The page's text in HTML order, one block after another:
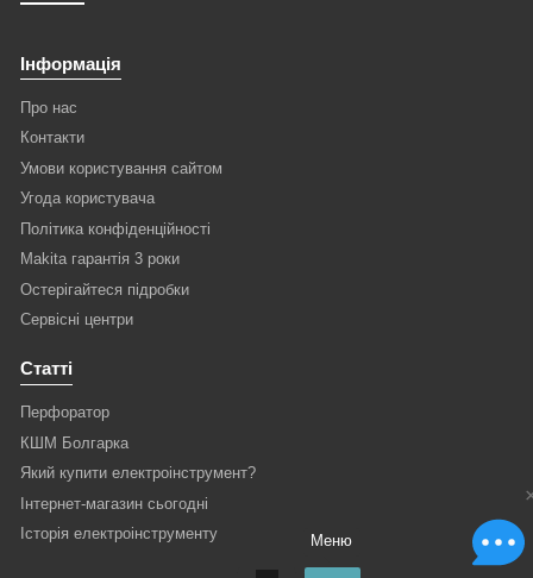
Інформація
Про нас
Контакти
Умови користування сайтом
Угода користувача
Політика конфіденційності
Makita гарантія 3 роки
Остерігайтеся підробки
Сервісні центри
Статті
Перфоратор
КШМ Болгарка
Який купити електроінструмент?
Інтернет-магазин сьогодні
Історія електроінструменту
Меню